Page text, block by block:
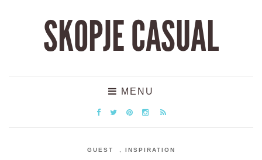
SKOPJE CASUAL
MENU
GUEST INSPIRATION